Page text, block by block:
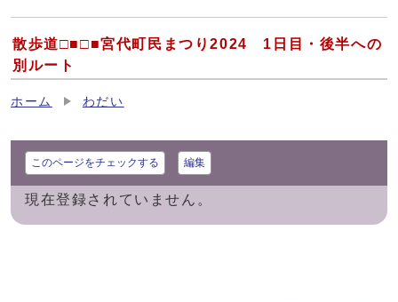
散歩道□■□■宮代町民まつり2024 1日目・後半への
別ルート
ホーム わだい
このページをチェックする 編集
現在登録されていません。